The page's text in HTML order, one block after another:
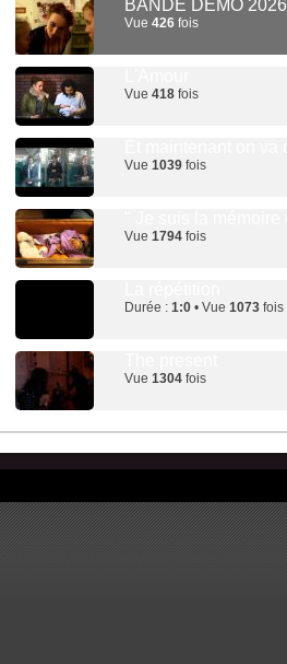
BANDE DEMO 2026
Vue 426 fois
Vue 418 fois
Vue 1039 fois
Vue 1794 fois
Durée : 1:0 • Vue 1073 fois
Vue 1304 fois